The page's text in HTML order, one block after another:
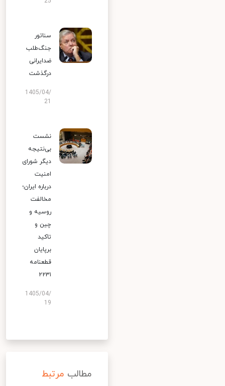
سناتور
جنگ‌طلب
ضدایرانی
درگذشت
1405/04/
نشست
بی‌نتیجه
دیگر شورای
امنیت
درباره ایران؛
مخالفت
روسیه و
چین و
تاکید
برپایان
قطعنامه
۲۲۳۱
1405/04/
19
مطالب مرتبط